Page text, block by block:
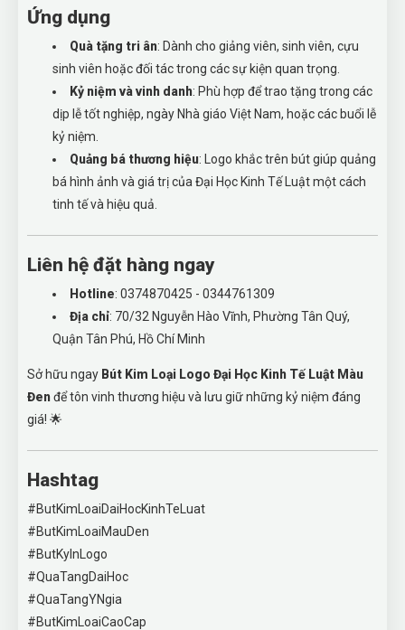
Ứng dụng
Quà tặng tri ân: Dành cho giảng viên, sinh viên, cựu
sinh viên hoặc đối tác trong các sự kiện quan trọng.
Kỷ niệm và vinh danh: Phù hợp để trao tặng trong các
dịp lễ tốt nghiệp, ngày Nhà giáo Việt Nam, hoặc các buổi lễ
kỷ niệm.
Quảng bá thương hiệu: Logo khắc trên bút giúp quảng
bá hình ảnh và giá trị của Đại Học Kinh Tế Luật một cách
tinh tế và hiệu quả.
Liên hệ đặt hàng ngay
Hotline: 0374870425 - 0344761309
Địa chỉ: 70/32 Nguyễn Hào Vĩnh, Phường Tân Quý,
Quận Tân Phú, Hồ Chí Minh
Sở hữu ngay Bút Kim Loại Logo Đại Học Kinh Tế Luật Màu
Đenđể tôn vinh thương hiệu và lưu giữ những kỷ niệm đáng
giá! 🌟
Hashtag
#ButKimLoaiDaiHocKinhTeLuat
#ButKimLoaiMauDen
#ButKyInLogo
#QuaTangDaiHoc
#QuaTangYNgia
#ButKimLoaiCaoCap